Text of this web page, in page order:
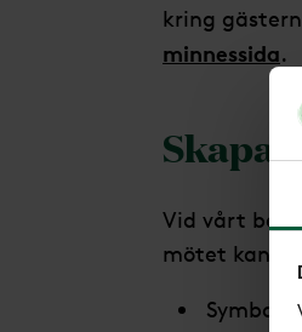
kring
minnessida.
Skapa
Vid vårt
mötet kan
Symbol